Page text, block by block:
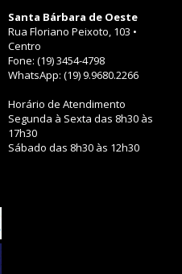
Santa Bárbara de Oeste
Rua Floriano Peixoto, 103 •
Centro
Fone: (19) 3454-4798
WhatsApp: (19) 9.9680.2266
Horário de Atendimento
Segunda à Sexta das 8h30 às
17h30
Sábado das 8h30 às 12h30